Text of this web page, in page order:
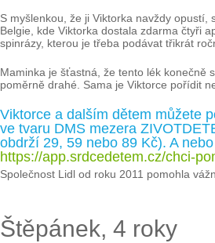
S myšlenkou, že ji Viktorka navždy opustí,
Belgie, kde Viktorka dostala zdarma čtyři
spinrázy, kterou je třeba podávat třikrát
Maminka je šťastná, že tento lék konečně
poměrně drahé. Sama je Viktorce pořídit
Viktorce a dalším dětem můžete
ve tvaru DMS mezera
obdrží 29, 59 nebo 89 Kč). A
https://app.srdcedetem.cz/chci-
Společnost Lidl od roku 2011 pomohla
Štěpánek, 4 roky